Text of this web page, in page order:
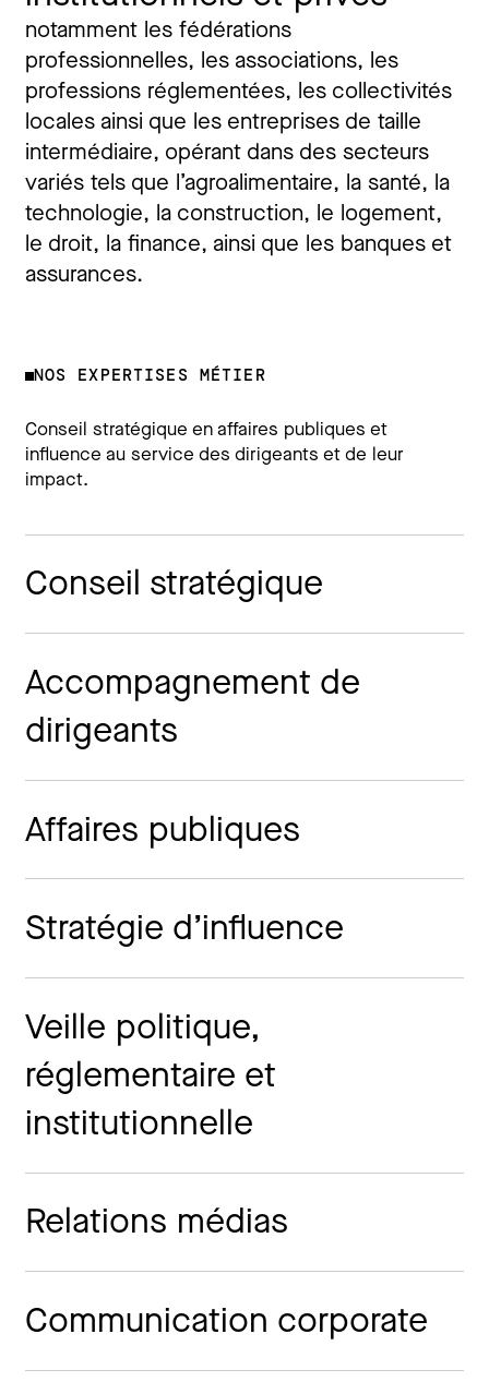
notamment les fédérations
professionnelles, les associations, les
professions réglementées, les collectivités
locales ainsi que les entreprises de taille
intermédiaire, opérant dans des secteurs
variés tels que l’agroalimentaire, la santé, la
technologie, la construction, le logement,
le droit, la finance, ainsi que les banques et
assurances.
NOS EXPERTISES MÉTIER
Conseil stratégique en affaires publiques et
influence au service des dirigeants et de leur
impact.
Conseil stratégique
Accompagnement de
dirigeants
Affaires publiques
Stratégie d’influence
Veille politique,
réglementaire et
institutionnelle
Relations médias
Communication corporate